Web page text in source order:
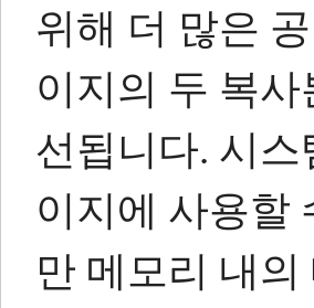
위해 더 많은
이지의 두 복
선됩니다. 시스
이지에 사용할
만 메모리 내